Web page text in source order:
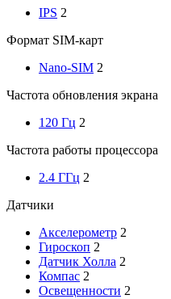
IPS 2
Формат SIM-карт
Nano-SIM 2
Частота обновления экрана
120 Гц 2
Частота работы процессора
2.4 ГГц 2
Датчики
Акселерометр 2
Гироскоп 2
Датчик Холла 2
Компас 2
Освещенности 2